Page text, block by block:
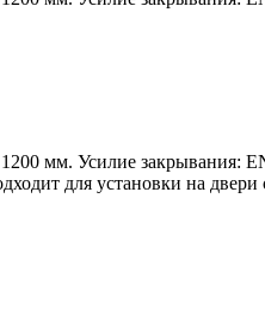
мм. Усилие закрывания:
для установки на